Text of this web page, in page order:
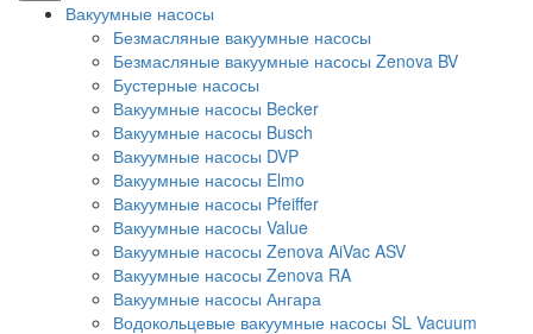
Вакуумные насосы
Безмасляные вакуумные насосы
Безмасляные вакуумные насосы Zenova BV
Бустерные насосы
Вакуумные насосы Becker
Вакуумные насосы Busch
Вакуумные насосы DVP
Вакуумные насосы Elmo
Вакуумные насосы Pfeiffer
Вакуумные насосы Value
Вакуумные насосы Zenova AiVac ASV
Вакуумные насосы Zenova RA
Вакуумные насосы Ангара
Водокольцевые вакуумные насосы SL Vacuum